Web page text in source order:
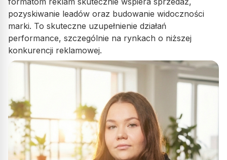
pozyskiwanie leadów oraz budowanie widoczności
marki. To skuteczne uzupełnienie działań
performance, szczególnie na rynkach o niższej
konkurencji reklamowej.
Gorąco zachęcamy do skorzystania z fachowej pomocy
ADSYMALNYCH:)
Panowie profesjonaliści w każdym calu – bardzo
sympatyczni, życzliwi i pozytywnie nastawieni do ludzi. W
trakcie szkolenia cierpliwie odpowiadali na każde pytanie,
bez pośpiechu i z pełnym zaangażowaniem. Co ważne!–>
Pomoc nie kończy się na szkoleniu – nadal służą wsparciem i
chętnie dzielą się wiedzą. Zdecydowanie polecamy!
Pokaż więcejexpand_more
Opublikowano w Google
DN
Damian Nowka